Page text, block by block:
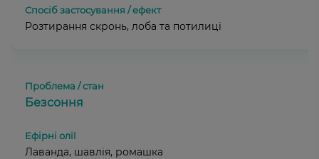
Розтирання скронь, лоба та потилиці
Безсоння
Лаванда, шавлія, ромашка